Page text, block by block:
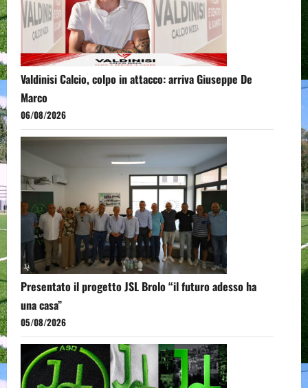
Valdinisi Calcio, colpo in attacco: arriva Giuseppe De
Marco
06/08/2026
Presentato il progetto JSL Brolo “il futuro adesso ha
una casa”
05/08/2026